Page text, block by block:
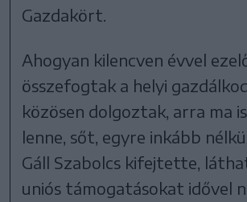
Gazdakört.
Ahogyan kilencven évvel
összefogtak a helyi
közösen dolgoztak, arra ma
lenne, sőt, egyre inkább
Gáll Szabolcs kifejtette,
uniós támogatásokat idővel